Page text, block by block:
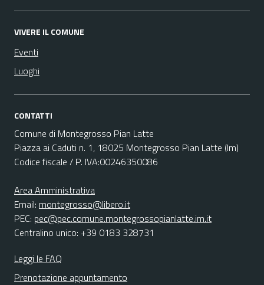
VIVERE IL COMUNE
Eventi
Luoghi
CONTATTI
Comune di Montegrosso Pian Latte
Piazza ai Caduti n. 1, 18025 Montegrosso Pian Latte (Im)
Codice fiscale / P. IVA:00246350086
Area Amministrativa
Email: montegrosso@libero.it
PEC: pec@pec.comune.montegrossopianlatte.im.it
Centralino unico: +39 0183 328731
Leggi le FAQ
Prenotazione appuntamento